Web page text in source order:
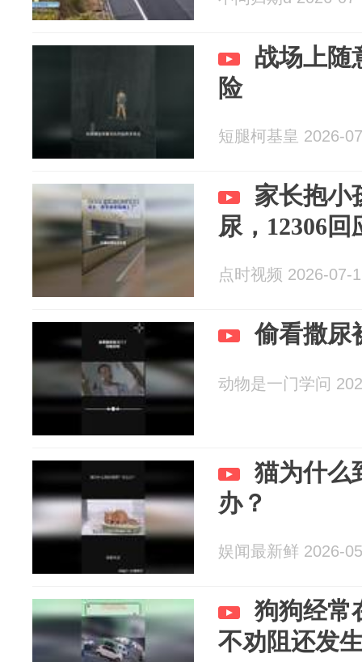
战场上随
险
短腿柯基皇 2026-
家长抱小
尿，12306回
点时视频 2026-07-
偷看撒尿
动物是一门学问
猫为什么
办？
娱闻最新鲜 2026-
狗狗经常
不劝阻还发